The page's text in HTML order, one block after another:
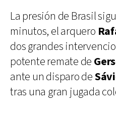
La presión de Brasil
minutos, el arquero
dos grandes
potente remate de
ante un disparo de
tras una gran jugada